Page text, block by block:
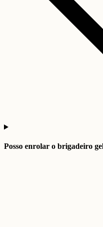
Posso enrolar o brigadeiro